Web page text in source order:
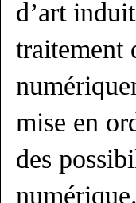
d’art
traitement
mise en
des